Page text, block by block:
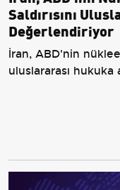
Saldırısını
Değerlendiriyor
İran, ABD'nin
uluslararası hukuka